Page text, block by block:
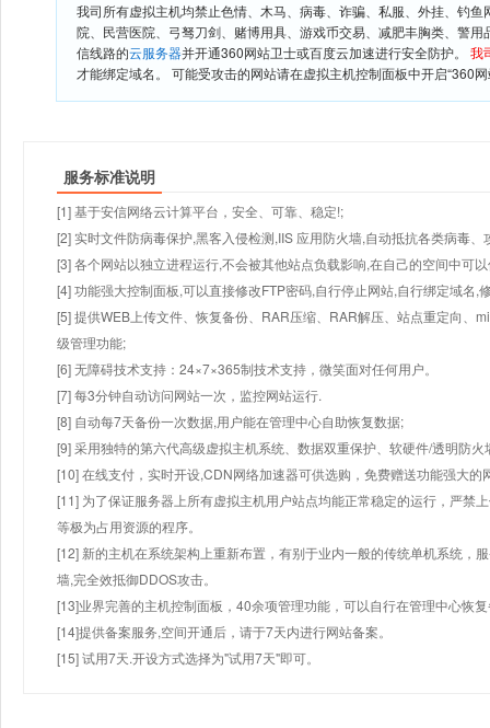
我司所有虚拟主机均禁止色情、木马、病毒、诈骗、私服、外挂、钓
院、民营医院、弓驽刀剑、赌博用具、游戏币交易、减肥丰胸类、警
信线路的云服务器并开通360网站卫士或百度云加速进行安全防护。 我
才能绑定域名。 可能受攻击的网站请在虚拟主机控制面板中开启“360
服务标准说明
[1] 基于安信网络云计算平台，安全、可靠、稳定!;
[2] 实时文件防病毒保护,黑客入侵检测,IIS 应用防火墙,自动抵抗各类病毒、
[3] 各个网站以独立进程运行,不会被其他站点负载影响,在自己的空间中可
[4] 功能强大控制面板,可以直接修改FTP密码,自行停止网站,自行绑定域名,
[5] 提供WEB上传文件、恢复备份、RAR压缩、RAR解压、站点重定向、
级管理功能;
[6] 无障碍技术支持：24×7×365制技术支持，微笑面对任何用户。
[7] 每3分钟自动访问网站一次，监控网站运行.
[8] 自动每7天备份一次数据,用户能在管理中心自助恢复数据;
[9] 采用独特的第六代高级虚拟主机系统、数据双重保护、软硬件/透明防火
[10] 在线支付，实时开设,CDN网络加速器可供选购，免费赠送功能强大
[11] 为了保证服务器上所有虚拟主机用户站点均能正常稳定的运行，严禁
等极为占用资源的程序。
[12] 新的主机在系统架构上重新布置，有别于业内一般的传统单机系统，
墙,完全效抵御DDOS攻击。
[13]业界完善的主机控制面板，40余项管理功能，可以自行在管理中心恢
[14]提供备案服务,空间开通后，请于7天内进行网站备案。
[15] 试用7天.开设方式选择为"试用7天"即可。